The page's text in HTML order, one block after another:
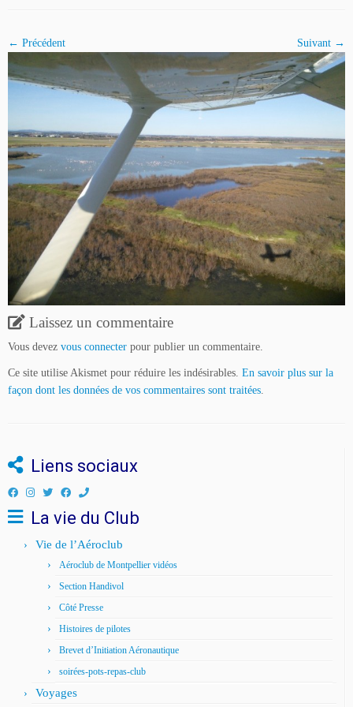
← Précédent Suivant →
Laissez un commentaire
Vous devez vous connecter pour publier un commentaire.
Ce site utilise Akismet pour réduire les indésirables. En savoir plus sur la
façon dont les données de vos commentaires sont traitées.
Liens sociaux
La vie du Club
Vie de l’Aéroclub
Aéroclub de Montpellier vidéos
Section Handivol
Côté Presse
Histoires de pilotes
Brevet d’Initiation Aéronautique
soirées-pots-repas-club
Voyages